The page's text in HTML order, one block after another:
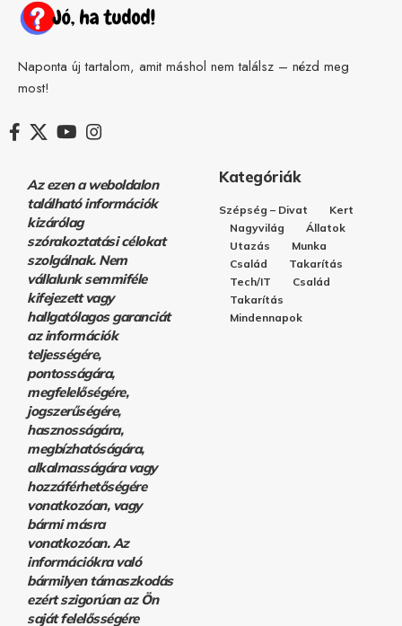
Naponta új tartalom, amit máshol nem találsz – nézd meg
most!
Az ezen a weboldalon
található információk
kizárólag
szórakoztatási célokat
szolgálnak. Nem
vállalunk semmiféle
kifejezett vagy
hallgatólagos garanciát
az információk
teljességére,
pontosságára,
megfelelőségére,
jogszerűségére,
hasznosságára,
megbízhatóságára,
alkalmasságára vagy
hozzáférhetőségére
vonatkozóan, vagy
bármi másra
vonatkozóan. Az
információkra való
bármilyen támaszkodás
ezért szigorúan az Ön
saját felelősségére
Kategóriák
Szépség – Divat
Kert
Nagyvilág
Állatok
Utazás
Munka
Család
Takarítás
Tech/IT
Család
Takarítás
Mindennapok